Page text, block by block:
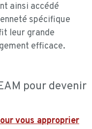
ainsi accédé
spécifique
leur grande
efficace.
pour devenir
vous approprier